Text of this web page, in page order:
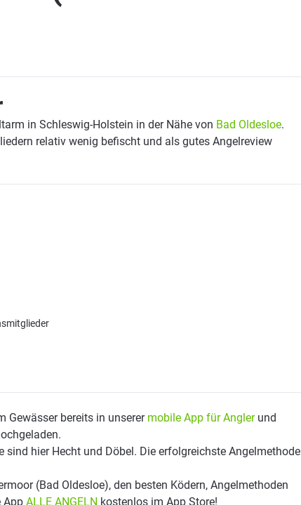
in Schleswig-Holstein in der Nähe von Bad Oldesloe.
relativ wenig befischt und als gutes Angelreview
Gewässer bereits in unserer mobile App für Anglerund
sind hier Hecht und Döbel. Die erfolgreichste Angelmethode
(Bad Oldesloe), den besten Ködern, Angelmethoden
App ALLE ANGELN kostenlos im App Store!